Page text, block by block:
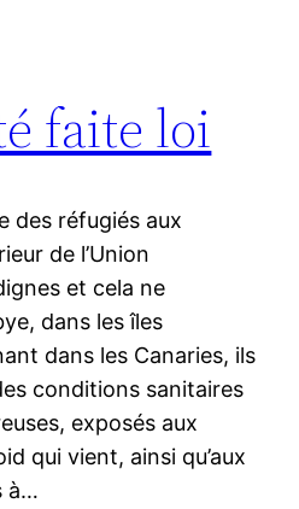
faite loi
des réfugiés aux
de l’Union
et cela ne
dans les îles
dans les Canaries, ils
conditions sanitaires
exposés aux
qui vient, ainsi qu’aux
à…